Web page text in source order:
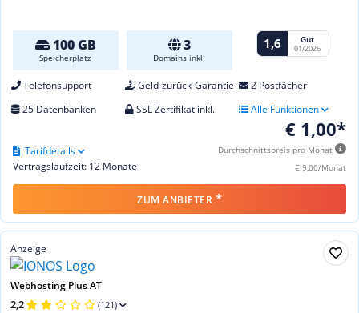
100 GB
Speicherplatz
3
Domains inkl.
1,6 Gut
01/2026
Telefonsupport Geld-zurück-Garantie
2 Postfächer
25 Datenbanken
SSL Zertifikat inkl. Alle Funktionen
€ 1,00*
Durchschnittspreis pro Monat
€ 9,00/Monat
Vertragslaufzeit: 12 Monate
Tarifdetails
ZUM ANBIETER *
Anzeige
Webhosting Plus AT
2,2 (121)